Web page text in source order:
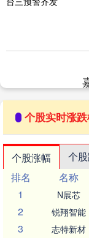
个股实时涨
个股涨幅 个
排名
名称
1
N展芯
2 锐翔智能
3 志特新材